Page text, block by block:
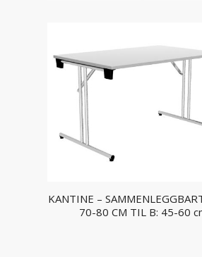
KANTINE –
70-80 CM TIL B: 45-60